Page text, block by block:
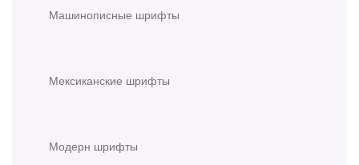
Машинописные шрифты
Мексиканские шрифты
Модерн шрифты